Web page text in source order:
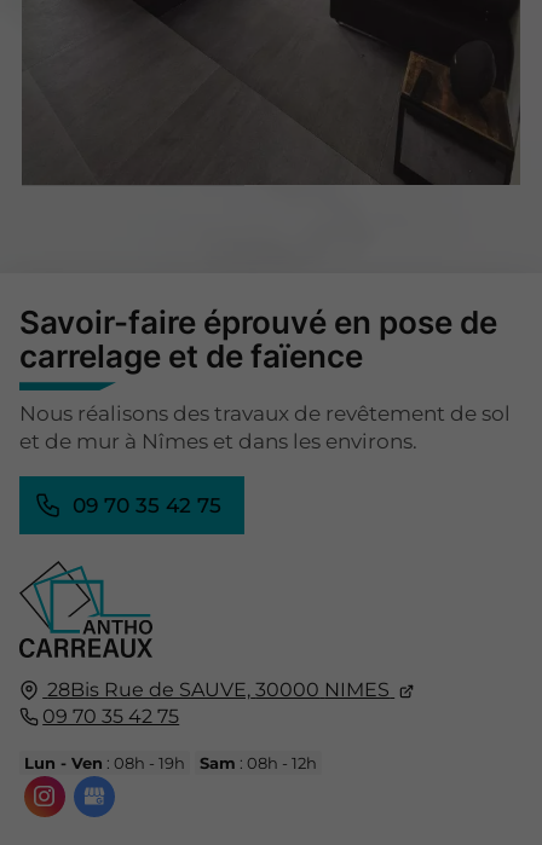
28Bis Rue de SAUVE, 30000 NIMES
09 70 35 42 75
Lun - Ven : 08h - 19h Sam : 08h - 12h
Savoir-faire éprouvé en pose de
carrelage et de faïence
Nous réalisons des travaux de revêtement de sol
et de mur à Nîmes et dans les environs.
09 70 35 42 75